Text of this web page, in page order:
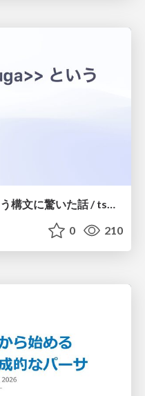
TSX の <Hoge<Fuga>> という構文に驚いた話 / tsx-type-argument-syntax
0 210